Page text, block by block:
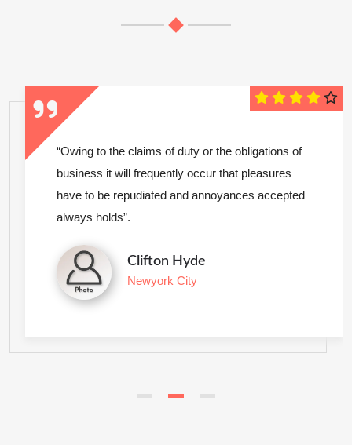
“Owing to the claims of duty or the obligations of
business it will frequently occur that pleasures
have to be repudiated and annoyances accepted
always holds”.
Clifton Hyde
Newyork City